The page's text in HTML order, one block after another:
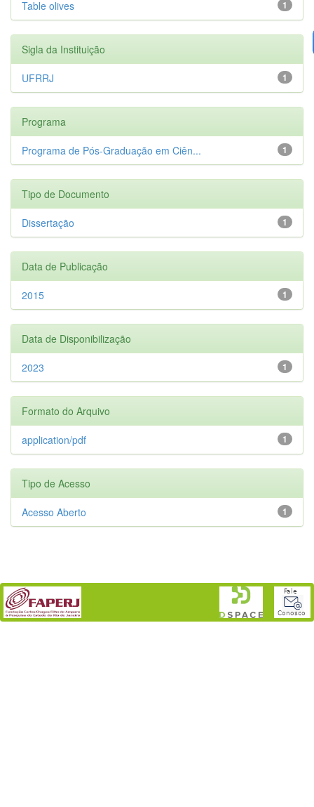
1
Table olives
Sigla da Instituição
1
UFRRJ
Programa
1
Programa de Pós-Graduação em Ciên...
Tipo de Documento
1
Dissertação
Data de Publicação
1
2015
Data de Disponibilização
1
2023
Formato do Arquivo
1
application/pdf
Tipo de Acesso
1
Acesso Aberto